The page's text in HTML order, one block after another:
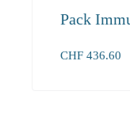
Pack
CHF 436.60
1+